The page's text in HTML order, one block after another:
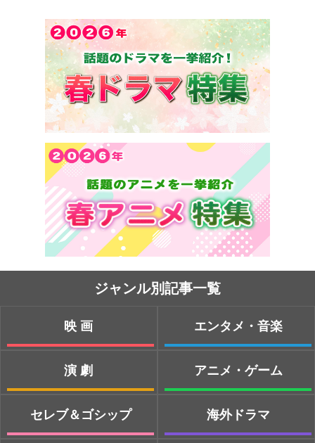
ジャンル別記事一覧
映画
演劇
セレブ＆ゴシップ
エンタメ・音楽
アニメ・ゲーム
海外ドラマ